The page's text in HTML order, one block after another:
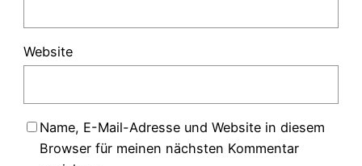
Website
Name, E-Mail-Adresse und Website in diesem
Browser für meinen nächsten Kommentar